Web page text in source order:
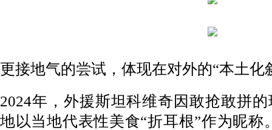
更接地气的尝试，体现在对外的“本土化
2024年，外援斯坦科维奇因敢抢敢拼
地以当地代表性美食“折耳根”作为昵称